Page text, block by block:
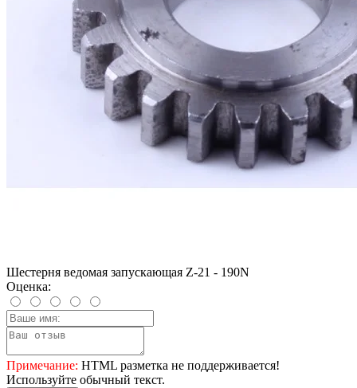
Шестерня ведомая запускающая Z-21 - 190N
Оценка:
Примечание: HTML разметка не поддерживается!
Используйте обычный текст.